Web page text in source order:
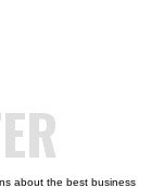
about the best business